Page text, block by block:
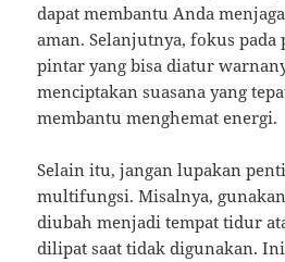
dapat membantu Anda
aman. Selanjutnya, fokus pada
pintar yang bisa diatur
menciptakan suasana yang
membantu menghemat energi.
Selain itu, jangan lupakan
multifungsi. Misalnya,
diubah menjadi tempat tidur
dilipat saat tidak digunakan.